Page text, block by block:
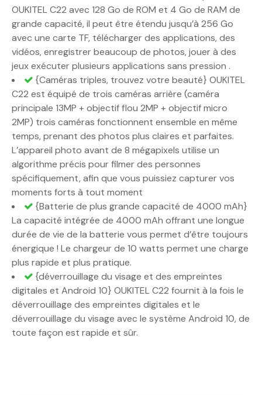
OUKITEL C22 avec 128 Go de ROM et 4 Go de RAM de
grande capacité, il peut être étendu jusqu’à 256 Go
avec une carte TF, télécharger des applications, des
vidéos, enregistrer beaucoup de photos, jouer à des
jeux exécuter plusieurs applications sans pression .
{Caméras triples, trouvez votre beauté} OUKITEL
C22 est équipé de trois caméras arrière (caméra
principale 13MP + objectif flou 2MP + objectif micro
2MP) trois caméras fonctionnent ensemble en même
temps, prenant des photos plus claires et parfaites.
L’appareil photo avant de 8 mégapixels utilise un
algorithme précis pour filmer des personnes
spécifiquement, afin que vous puissiez capturer vos
moments forts à tout moment
{Batterie de plus grande capacité de 4000 mAh}
La capacité intégrée de 4000 mAh offrant une longue
durée de vie de la batterie vous permet d’être toujours
énergique ! Le chargeur de 10 watts permet une charge
plus rapide et plus pratique.
{déverrouillage du visage et des empreintes
digitales et Android 10} OUKITEL C22 fournit à la fois le
déverrouillage des empreintes digitales et le
déverrouillage du visage avec le système Android 10, de
toute façon est rapide et sûr.